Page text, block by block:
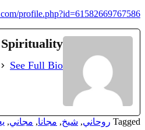
profile.php?id=61582669767586
Spirituality
See Full Bio
Tagged روحاني, شيخ, مجانا, مجاني,